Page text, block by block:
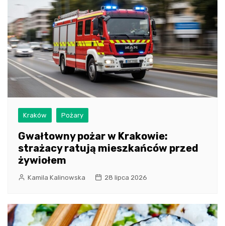
Kraków Pożary
Gwałtowny pożar w Krakowie:
strażacy ratują mieszkańców przed
żywiołem
Kamila Kalinowska 28 lipca 2026